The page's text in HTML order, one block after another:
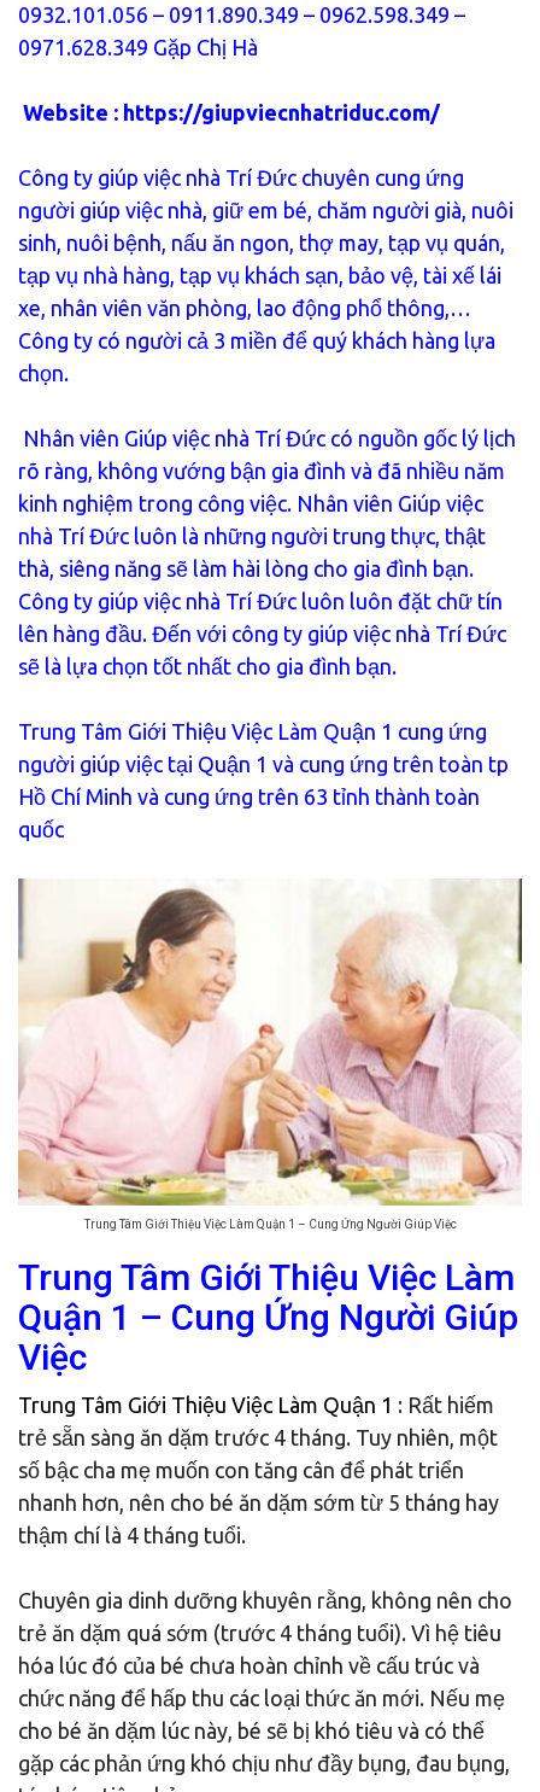
0932.101.056 – 0911.890.349 – 0962.598.349 –
0971.628.349 Gặp Chị Hà
Website : https://giupviecnhatriduc.com/
Công ty giúp việc nhà Trí Đức chuyên cung ứng
người giúp việc nhà, giữ em bé, chăm người già, nuôi
sinh, nuôi bệnh, nấu ăn ngon, thợ may, tạp vụ quán,
tạp vụ nhà hàng, tạp vụ khách sạn, bảo vệ, tài xế lái
xe, nhân viên văn phòng, lao động phổ thông,…
Công ty có người cả 3 miền để quý khách hàng lựa
chọn.
Nhân viên Giúp việc nhà Trí Đức có nguồn gốc lý lịch
rõ ràng, không vướng bận gia đình và đã nhiều năm
kinh nghiệm trong công việc. Nhân viên Giúp việc
nhà Trí Đức luôn là những người trung thực, thật
thà, siêng năng sẽ làm hài lòng cho gia đình bạn.
Công ty giúp việc nhà Trí Đức luôn luôn đặt chữ tín
lên hàng đầu. Đến với công ty giúp việc nhà Trí Đức
sẽ là lựa chọn tốt nhất cho gia đình bạn.
Trung Tâm Giới Thiệu Việc Làm Quận 1 cung ứng
người giúp việc tại Quận 1 và cung ứng trên toàn tp
Hồ Chí Minh và cung ứng trên 63 tỉnh thành toàn
quốc
Trung Tâm Giới Thiệu Việc Làm Quận 1 – Cung Ứng Người Giúp Việc
Trung Tâm Giới Thiệu Việc Làm
Quận 1 – Cung Ứng Người Giúp
Việc
Trung Tâm Giới Thiệu Việc Làm Quận 1 : Rất hiếm
trẻ sẵn sàng ăn dặm trước 4 tháng. Tuy nhiên, một
số bậc cha mẹ muốn con tăng cân để phát triển
nhanh hơn, nên cho bé ăn dặm sớm từ 5 tháng hay
thậm chí là 4 tháng tuổi.
Chuyên gia dinh dưỡng khuyên rằng, không nên cho
trẻ ăn dặm quá sớm (trước 4 tháng tuổi). Vì hệ tiêu
hóa lúc đó của bé chưa hoàn chỉnh về cấu trúc và
chức năng để hấp thu các loại thức ăn mới. Nếu mẹ
cho bé ăn dặm lúc này, bé sẽ bị khó tiêu và có thể
gặp các phản ứng khó chịu như đầy bụng, đau bụng,